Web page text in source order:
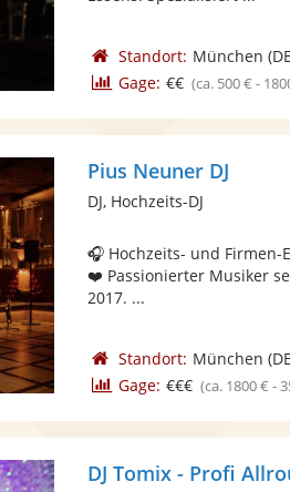
Standort: München
Gage: €€ (ca. 500 € -
Pius Neuner DJ
DJ, Hochzeits-DJ
🎧 Hochzeits- und Firmen-
❤️ Passionierter Musiker
2017. ...
Standort: München
Gage: €€€ (ca. 1800 € -
DJ Tomix - Profi